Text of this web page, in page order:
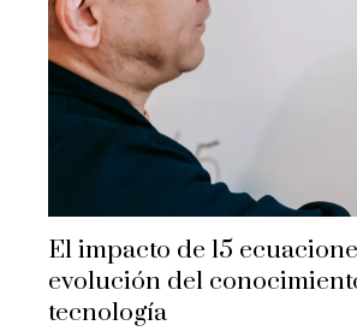
El impacto de 15
evolución del
tecnología